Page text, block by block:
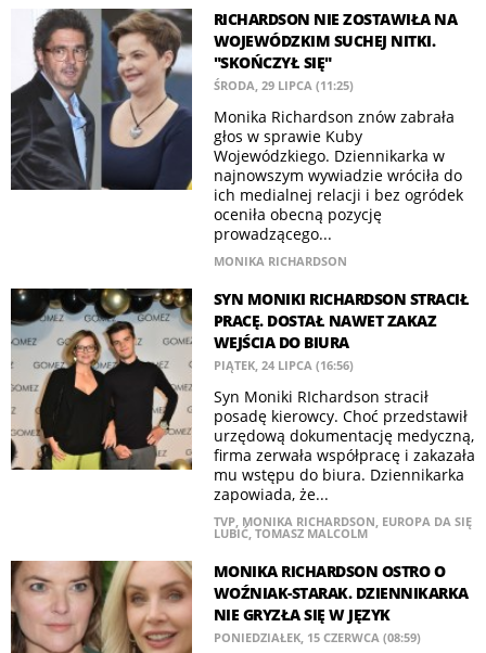
RICHARDSON NIE ZOSTAWIŁA NA
WOJEWÓDZKIM SUCHEJ NITKI.
"SKOŃCZYŁ SIĘ"
ŚRODA, 29 LIPCA (11:25)
Monika Richardson znów zabrała
głos w sprawie Kuby
Wojewódzkiego. Dziennikarka w
najnowszym wywiadzie wróciła do
ich medialnej relacji i bez ogródek
oceniła obecną pozycję
prowadzącego...
MONIKA RICHARDSON
SYN MONIKI RICHARDSON STRACIŁ
PRACĘ. DOSTAŁ NAWET ZAKAZ
WEJŚCIA DO BIURA
PIĄTEK, 24 LIPCA (16:56)
Syn Moniki RIchardson stracił
posadę kierowcy. Choć przedstawił
urzędową dokumentację medyczną,
firma zerwała współpracę i zakazała
mu wstępu do biura. Dziennikarka
zapowiada, że...
TVP, MONIKA RICHARDSON, EUROPA DA SIĘ
LUBIĆ, TOMASZ MALCOLM
MONIKA RICHARDSON OSTRO O
WOŹNIAK-STARAK. DZIENNIKARKA
NIE GRYZŁA SIĘ W JĘZYK
PONIEDZIAŁEK, 15 CZERWCA (08:59)